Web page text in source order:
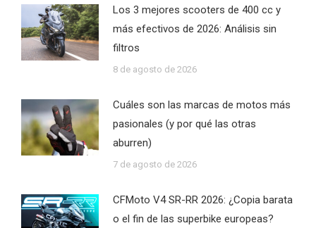
Los 3 mejores scooters de 400 cc y
más efectivos de 2026: Análisis sin
filtros
8 de agosto de 2026
Cuáles son las marcas de motos más
pasionales (y por qué las otras
aburren)
7 de agosto de 2026
CFMoto V4 SR-RR 2026: ¿Copia barata
o el fin de las superbike europeas?